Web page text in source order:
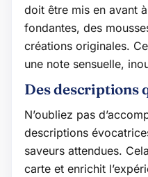
doit être mis en avant
fondantes, des
créations originales.
une note sensuelle,
Des descriptions
N’oubliez pas
descriptions
saveurs attendues.
carte et enrichit